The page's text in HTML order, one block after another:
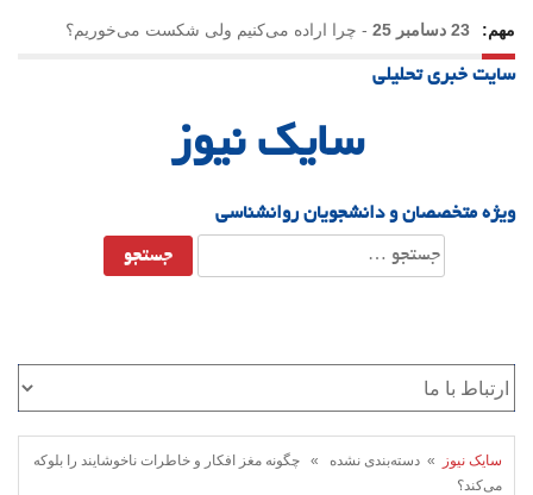
مهم: 23 دسامبر 25 - چرا اراده می‌کنیم ولی شکست می‌خوریم؟
21 دسامبر 25
سایت خبری تحلیلی
سایک نیوز
ویژه متخصصان و دانشجویان روانشناسی
جستجو
برای:
سایک نیوز
» دسته‌بندی نشده » چگونه مغز افکار و خاطرات ناخوشایند را بلوکه
می‌کند؟